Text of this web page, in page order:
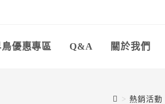
優惠專區 Q&A 關於我們
> 熱銷活動